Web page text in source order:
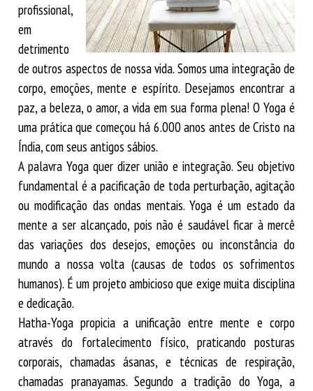
profissional,
em
detrimento
de outros aspectos de nossa vida. Somos uma integração de
corpo, emoções, mente e espírito. Desejamos encontrar a
paz, a beleza, o amor, a vida em sua forma plena! O Yoga é
uma prática que começou há 6.000 anos antes de Cristo na
Índia, com seus antigos sábios.
A palavra Yoga quer dizer união e integração. Seu objetivo
fundamental é a pacificação de toda perturbação, agitação
ou modificação das ondas mentais. Yoga é um estado da
mente a ser alcançado, pois não é saudável ficar à mercê
das variações dos desejos, emoções ou inconstância do
mundo a nossa volta (causas de todos os sofrimentos
humanos). É um projeto ambicioso que exige muita disciplina
e dedicação.
Hatha-Yoga propicia a unificação entre mente e corpo
através do fortalecimento físico, praticando posturas
corporais, chamadas ásanas, e técnicas de respiração,
chamadas pranayamas. Segundo a tradição do Yoga, a